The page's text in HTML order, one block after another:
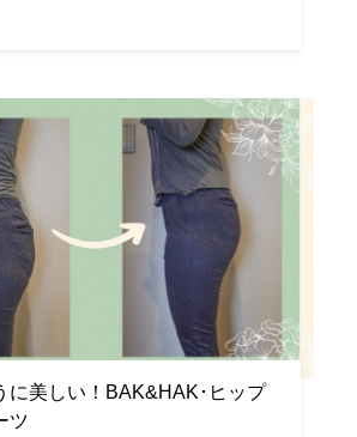
に美しい！BAK&HAK･ヒップ
ツ